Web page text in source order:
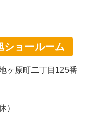
ショールーム
ヶ原町二丁目125番
）